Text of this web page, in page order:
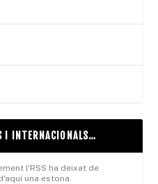
I INTERNACIONALS…
l'RSS ha deixat de
una estona.